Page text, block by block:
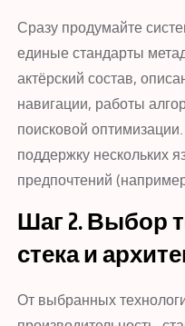
Сразу продумайте
единые стандарты
актёрский состав,
навигации, работы
поисковой
поддержку нескольких
предпочтений
Шаг 2. Выбор
стека и
От выбранных